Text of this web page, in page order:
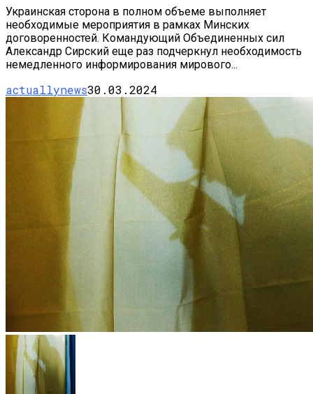
Украинская сторона в полном объеме выполняет
необходимые мероприятия в рамках Минских
договоренностей. Командующий Объединенных сил
Александр Сирский еще раз подчеркнул необходимость
немедленного информирования мирового...
actuallynews30.03.2024